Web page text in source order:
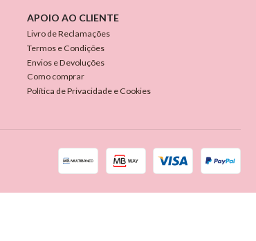
APOIO AO CLIENTE
Livro de Reclamações
Termos e Condições
Envios e Devoluções
Como comprar
Política de Privacidade e Cookies